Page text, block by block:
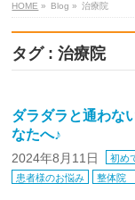
HOME » Blog » 治療院
タグ : 治療院
ダラダラと通わな
なたへ♪
2024年8月11日
初め
患者様のお悩み
整体院